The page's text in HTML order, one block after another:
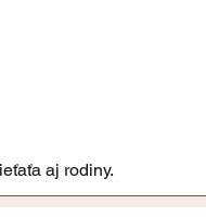
aj rodiny.